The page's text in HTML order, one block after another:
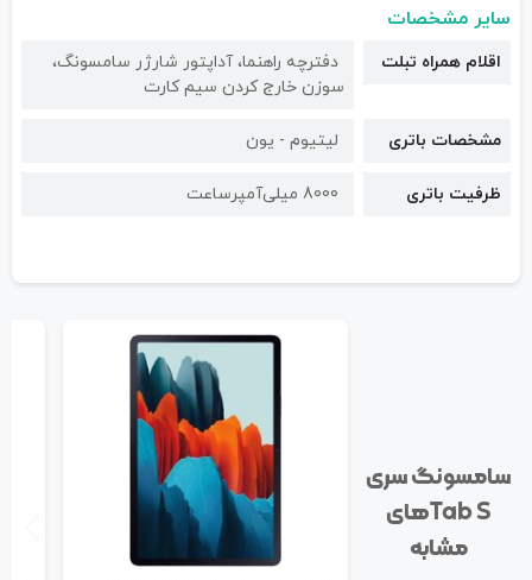
سایر مشخصات
اقلام همراه تبلت
دفترچه‌ راهنما، آداپتور شارژر سامسونگ،
سوزن خارج کردن سیم کارت
مشخصات باتری لیتیوم - یون
ظرفیت باتری 8000 میلی‌آمپرساعت
سامسونگ سری
Tab S‌های
مشابه